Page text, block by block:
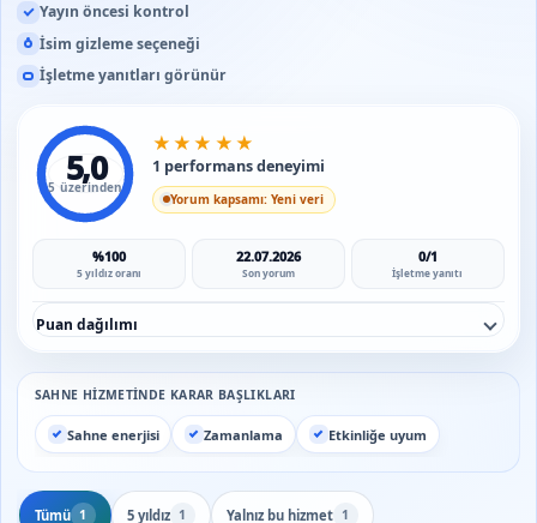
Yayın öncesi kontrol
İsim gizleme seçeneği
İşletme yanıtları görünür
5,0
5 üzerinden
★ ★ ★ ★ ★
1 performans deneyimi
Yorum kapsamı: Yeni veri
%100
5 yıldız oranı
22.07.2026
Son yorum
0/1
İşletme yanıtı
Puan dağılımı
SAHNE HIZMETINDE KARAR BAŞLIKLARI
Sahne enerjisi Zamanlama Etkinliğe uyum
Tümü 1 5 yıldız 1 Yalnız bu hizmet 1